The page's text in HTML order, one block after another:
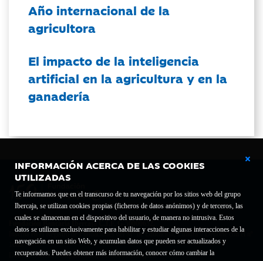
INFORMACIÓN ACERCA DE LAS COOKIES
UTILIZADAS
Te informamos que en el transcurso de tu navegación por los sitios web del grupo
Ibercaja, se utilizan cookies propias (ficheros de datos anónimos) y de terceros, las
cuales se almacenan en el dispositivo del usuario, de manera no intrusiva. Estos
datos se utilizan exclusivamente para habilitar y estudiar algunas interacciones de la
navegación en un sitio Web, y acumulan datos que pueden ser actualizados y
recuperados. Puedes obtener más información, conocer cómo cambiar la
Año internacional de la
agricultora
El impacto de la inteligencia
artificial en la agricultura y en la
ganadería
Fundación Bancaria Ibercaja C.I.F. G-50000652.
Inscrita en el Registro de Fundaciones del Mº de Educación, Cultura y Deporte con el nº
1689.
Domicilio social: Joaquín Costa, 13. 50001 Zaragoza.